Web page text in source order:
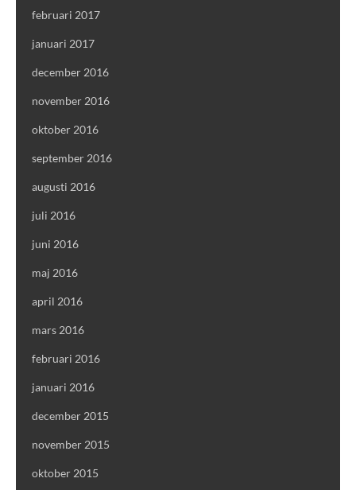
februari 2017
januari 2017
december 2016
november 2016
oktober 2016
september 2016
augusti 2016
juli 2016
juni 2016
maj 2016
april 2016
mars 2016
februari 2016
januari 2016
december 2015
november 2015
oktober 2015